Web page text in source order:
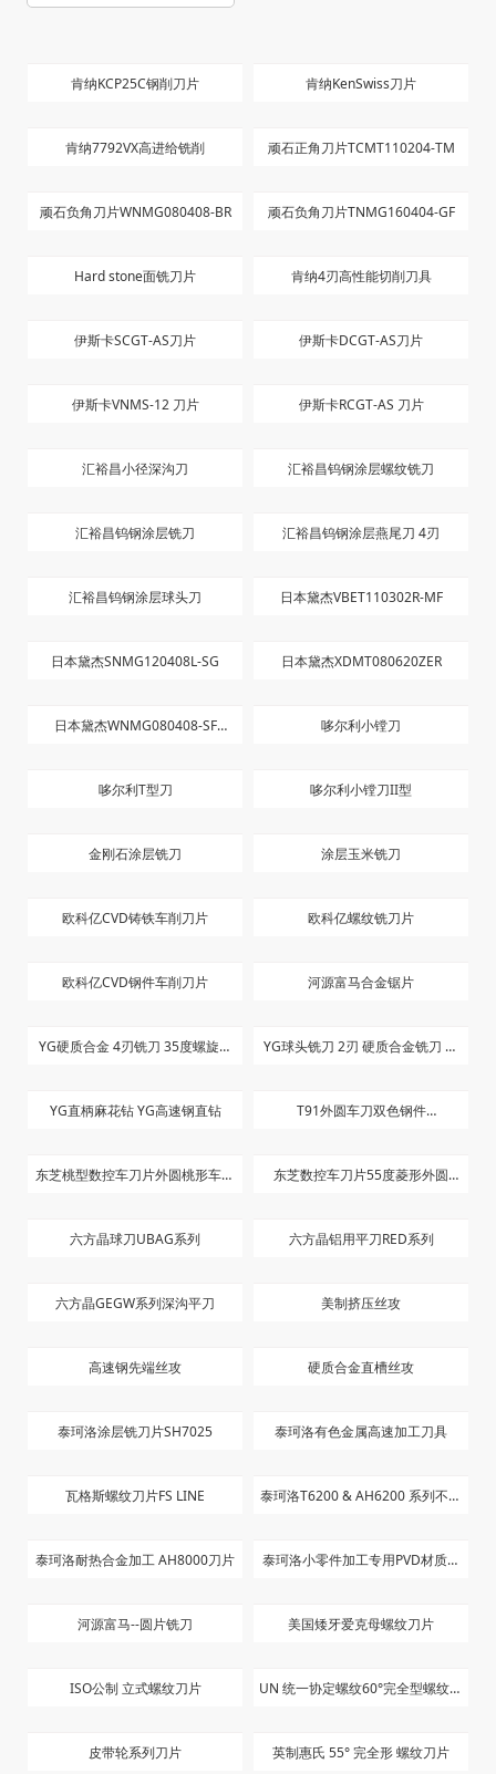
肯纳KCP25C钢削刀片 肯纳KenSwiss刀片
肯纳7792VX高进给铣削 顽石正角刀片TCMT110204-TM
顽石负角刀片WNMG080408-BR 顽石负角刀片TNMG160404-GF
Hard stone面铣刀片 肯纳4刃高性能切削刀具
伊斯卡SCGT-AS刀片 伊斯卡DCGT-AS刀片
伊斯卡VNMS-12 刀片 伊斯卡RCGT-AS 刀片
汇裕昌小径深沟刀 汇裕昌钨钢涂层螺纹铣刀
汇裕昌钨钢涂层铣刀 汇裕昌钨钢涂层燕尾刀 4刃
汇裕昌钨钢涂层球头刀 日本黛杰VBET110302R-MF
日本黛杰SNMG120408L-SG 日本黛杰XDMT080620ZER
日本黛杰WNMG080408-SF 哆尔利小镗刀
哆尔利T型刀 哆尔利小镗刀II型
金刚石涂层铣刀 涂层玉米铣刀
欧科亿CVD铸铁车削刀片 欧科亿螺纹铣刀片
欧科亿CVD钢件车削刀片 河源富马合金锯片
YG硬质合金 4刃铣刀 35度螺旋角 YG球头铣刀 2刃 硬质合金铣刀 短
YG直柄麻花钻 YG高速钢直钻
T91外圆车刀双色钢件
东芝桃型数控车刀片外圆桃形车床
T9125
东芝数控车刀片55度菱形外圆
双色刀粒
六方晶球刀UBAG系列 六方晶铝用平刀RED系列
六方晶GEGW系列深沟平刀 美制挤压丝攻
高速钢先端丝攻 硬质合金直槽丝攻
泰珂洛涂层铣刀片SH7025 泰珂洛有色金属高速加工刀具
瓦格斯螺纹刀片FS LINE 泰珂洛T6200 & AH6200 系列不锈
泰珂洛耐热合金加工 AH8000刀片
泰珂洛小零件加工专用PVD材质刀
河源富马--圆片铣刀
美国矮牙爱克母螺纹刀片
ISO公制 立式螺纹刀片 UN 统一协定螺纹60°完全型螺纹刀
皮带轮系列刀片
英制惠氏 55° 完全形 螺纹刀片